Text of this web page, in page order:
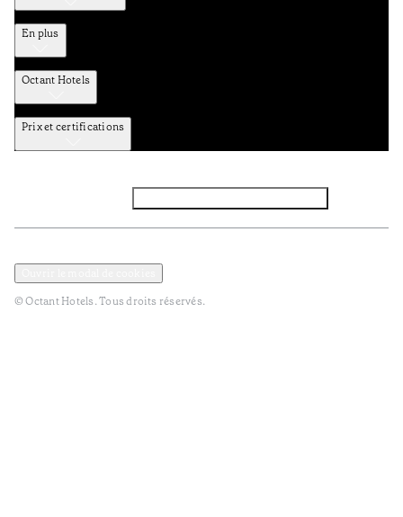
En plus
Octant Hotels
Prix et certifications
© Octant Hotels. Tous droits réservés.